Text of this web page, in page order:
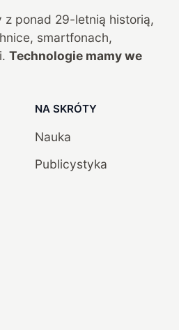
z ponad 29-letnią historią,
smartfonach,
Technologie mamy we
NA SKRÓTY
Nauka
Publicystyka